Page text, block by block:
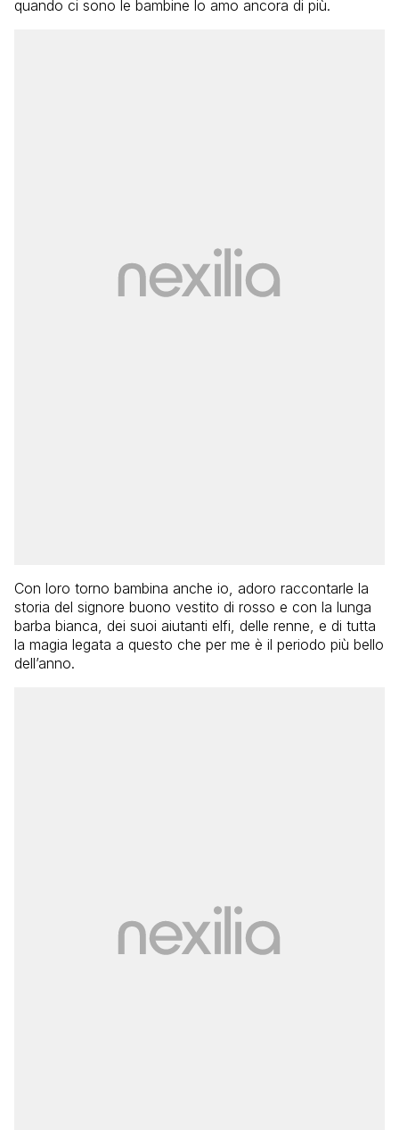
quando ci sono le bambine lo amo ancora di più.
Con loro torno bambina anche io, adoro raccontarle la
storia del signore buono vestito di rosso e con la lunga
barba bianca, dei suoi aiutanti elfi, delle renne, e di tutta
la magia legata a questo che per me è il periodo più bello
dell’anno.